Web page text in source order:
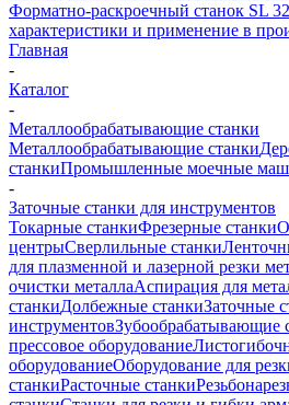
Форматно-раскроечный станок SL
характеристики и применение в
Главная
-
Каталог
-
Металлообрабатывающие станки
Металлообрабатывающие станки
станкиПромышленные моечные
-
Заточные станки для инструментов
Токарные станкиФрезерные станки
центрыСверлильные станки
для плазменной и лазерной резки
очистки металлаАспирация для
станкиДолбежные станкиЗаточные
инструментовЗубообрабатывающие
прессовое оборудование
оборудованиеОборудование для
станкиРасточные станки